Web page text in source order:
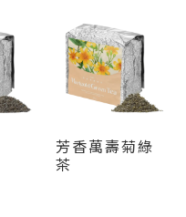
芳香萬壽菊綠
茶